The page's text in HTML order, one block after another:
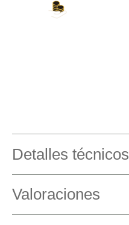
Detalles técnicos
Valoraciones